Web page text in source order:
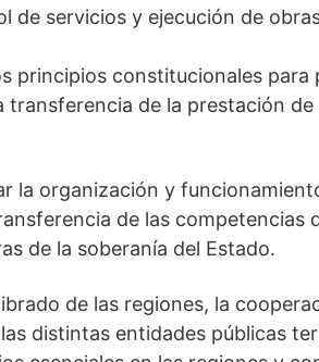
servicios y ejecución de
principios constitucionales para
de la prestación de
la organización y
de las competencias
de la soberanía del Estado.
de las regiones, la
distintas entidades públicas